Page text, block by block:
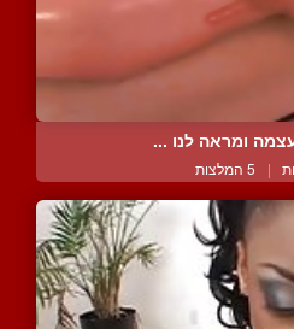
ומראה לנו ...
| 5 המלצות